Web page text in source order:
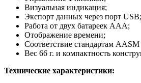
Визуальная индикация;
Экспорт данных через порт USB;
Работа от двух батареек ААА;
Отображение времени;
Соответствие стандартам
Вес 66 г. и компактность
Технические характеристики: